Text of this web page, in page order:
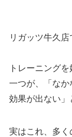
リガッツ牛久店
トレーニング
一つが、「な
効果が出ない」
実はこれ、多く